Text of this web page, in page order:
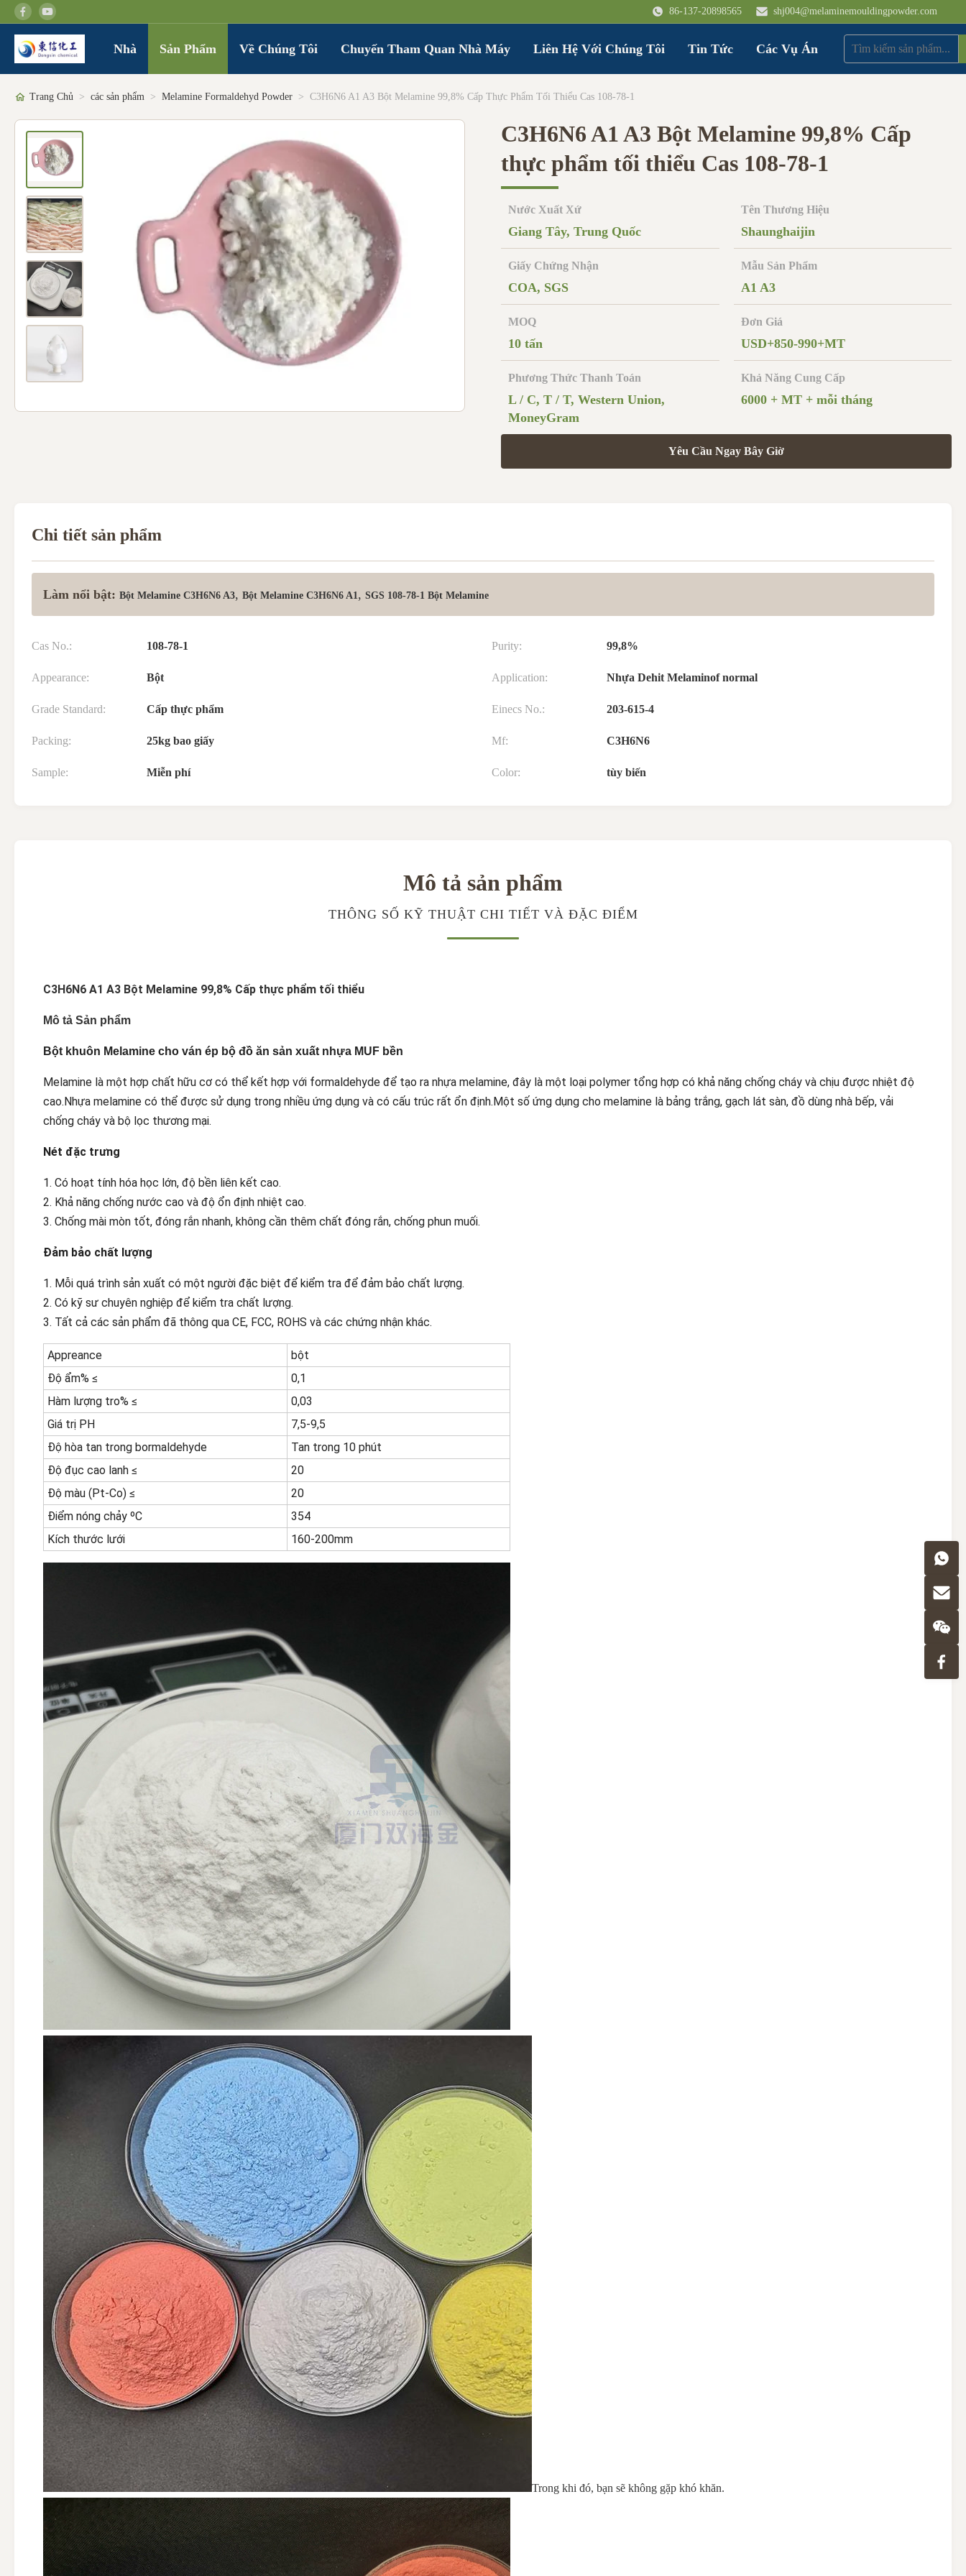
86-137-20898565 shj004@melaminemouldingpowder.com
Nhà Sản Phẩm Về Chúng Tôi Chuyến Tham Quan Nhà Máy Liên Hệ Với Chúng Tôi Tin Tức Các Vụ Án
Trang Chủ > các sản phẩm > Melamine Formaldehyd Powder > C3H6N6 A1 A3 Bột Melamine 99,8% Cấp Thực Phẩm Tối Thiểu Cas 108-78-1
C3H6N6 A1 A3 Bột Melamine 99,8% Cấp
thực phẩm tối thiểu Cas 108-78-1
Nước Xuất Xứ
Giang Tây, Trung Quốc
Tên Thương Hiệu
Shaunghaijin
Giấy Chứng Nhận
COA, SGS
Mẫu Sản Phẩm
A1 A3
MOQ
10 tấn
Đơn Giá
USD+850-990+MT
Phương Thức Thanh Toán
L / C, T / T, Western Union,
MoneyGram
Khả Năng Cung Cấp
6000 + MT + mỗi tháng
Yêu Cầu Ngay Bây Giờ
Chi tiết sản phẩm
Làm nổi bật: Bột Melamine C3H6N6 A3, Bột Melamine C3H6N6 A1, SGS 108-78-1 Bột Melamine
Cas No.: 108-78-1 Purity: 99,8%
Appearance: Bột Application: Nhựa Dehit Melaminof normal
Grade Standard: Cấp thực phẩm Einecs No.: 203-615-4
Packing: 25kg bao giấy Mf: C3H6N6
Sample: Miễn phí Color: tùy biến
Mô tả sản phẩm
THÔNG SỐ KỸ THUẬT CHI TIẾT VÀ ĐẶC ĐIỂM
C3H6N6 A1 A3 Bột Melamine 99,8% Cấp thực phẩm tối thiểu
Mô tả Sản phẩm
Bột khuôn Melamine cho ván ép bộ đồ ăn sản xuất nhựa MUF bền
Melamine là một hợp chất hữu cơ có thể kết hợp với formaldehyde để tạo ra nhựa melamine, đây là một loại polymer tổng hợp có khả năng chống cháy và chịu được nhiệt độ
cao.Nhựa melamine có thể được sử dụng trong nhiều ứng dụng và có cấu trúc rất ổn định.Một số ứng dụng cho melamine là bảng trắng, gạch lát sàn, đồ dùng nhà bếp, vải
chống cháy và bộ lọc thương mại.
Nét đặc trưng
1. Có hoạt tính hóa học lớn, độ bền liên kết cao.
2. Khả năng chống nước cao và độ ổn định nhiệt cao.
3. Chống mài mòn tốt, đóng rắn nhanh, không cần thêm chất đóng rắn, chống phun muối.
Đảm bảo chất lượng
1. Mỗi quá trình sản xuất có một người đặc biệt để kiểm tra để đảm bảo chất lượng.
2. Có kỹ sư chuyên nghiệp để kiểm tra chất lượng.
3. Tất cả các sản phẩm đã thông qua CE, FCC, ROHS và các chứng nhận khác.
Appreance
bột
Độ ẩm% ≤
0,1
Hàm lượng tro% ≤
0,03
Giá trị PH
7,5-9,5
Độ hòa tan trong bormaldehyde
Tan trong 10 phút
Độ đục cao lanh ≤
20
Độ màu (Pt-Co) ≤
20
Điểm nóng chảy ºC
354
Kích thước lưới
160-200mm
Trong khi đó, bạn sẽ không gặp khó khăn.